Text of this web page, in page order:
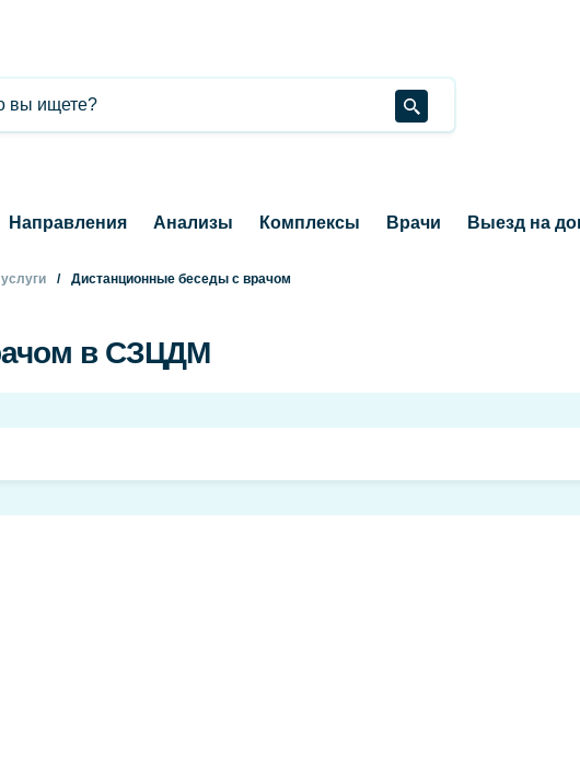
Направления Анализы Комплексы Врачи Выезд на
Дистанционные беседы с врачом
в СЗЦДМ